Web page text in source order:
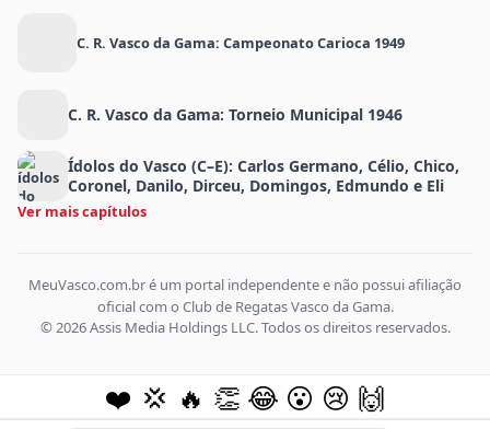
C. R. Vasco da Gama: Campeonato Carioca 1949
C. R. Vasco da Gama: Torneio Municipal 1946
Ídolos do Vasco (C–E): Carlos Germano, Célio, Chico,
Coronel, Danilo, Dirceu, Domingos, Edmundo e Eli
Ver mais capítulos
MeuVasco.com.br é um portal independente e não possui afiliação
oficial com o Club de Regatas Vasco da Gama.
© 2026 Assis Media Holdings LLC. Todos os direitos reservados.
❤️ 💢 🔥 👏 😂 😮 😢 🙌